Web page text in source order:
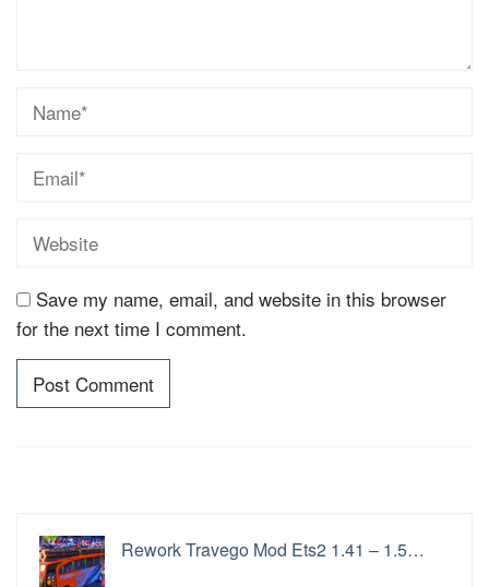
Save my name, email, and website in this browser
for the next time I comment.
Rework Travego Mod Ets2 1.41 – 1.5…